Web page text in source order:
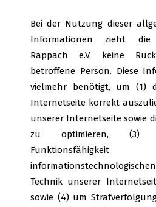
Bei der Nutzung dieser
Informationen zieht die
Rappach e.V. keine
betroffene Person. Diese
vielmehr benötigt, um (1)
Internetseite korrekt
unserer Internetseite sowie
zu optimieren, (3)
Technik unserer
sowie (4) um